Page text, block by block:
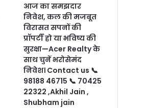
आज का समझदार
निवेश, कल की मजबूत
विरासत सपनों की
प्रॉपर्टी हो या भविष्य की
सुरक्षा—Acer Realty के
साथ चुनें भरोसेमंद
निवेश। Contact us 📞
98188 46715 📞 70425
22322 ,Akhil Jain ,
Shubham jain